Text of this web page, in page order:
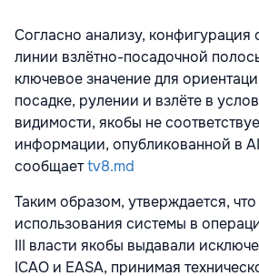
Согласно анализу, конфигурация
линии взлётно-посадочной
ключевое значение для
посадке, рулении и взлёте в
видимости, якобы не
информации, опубликованной в
сообщаетtv8.md
Таким образом, утверждается, что
использования системы в
III власти якобы выдавали
ICAO и EASA, принимая